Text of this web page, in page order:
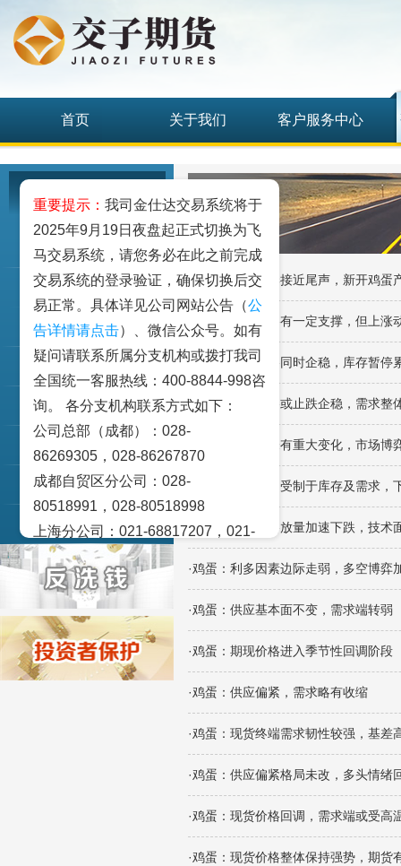
首页 关于我们 客户服务中心
工业品
农业品
金融期货和衍生品
交易策论
产业研究
实盘点睛
宏观金融数据图解
·鸡蛋：需求淡季接近尾声，新开鸡蛋
·鸡蛋：现货价格有一定支撑，但上涨
·鸡蛋：期现价格同时企稳，库存暂停
·鸡蛋：现货价格或止跌企稳，需求整
·鸡蛋：供需端未有重大变化，市场博
·鸡蛋：上方空间受制于库存及需求，
·鸡蛋：期货价格放量加速下跌，技术
·鸡蛋：利多因素边际走弱，多空博弈
·鸡蛋：供应基本面不变，需求端转弱
·鸡蛋：期现价格进入季节性回调阶段
·鸡蛋：供应偏紧，需求略有收缩
·鸡蛋：现货终端需求韧性较强，基差
·鸡蛋：供应偏紧格局未改，多头情绪
·鸡蛋：现货价格回调，需求端或受高
·鸡蛋：现货价格整体保持强势，期货
重要提示： 我司金仕达交易系统将于
2025年9月19日夜盘起正式切换为飞
马交易系统，请您务必在此之前完成
交易系统的登录验证，确保切换后交
易正常。具体详见公司网站公告（公
告详情请点击）、微信公众号。如有
疑问请联系所属分支机构或拨打我司
全国统一客服热线：400-8844-998咨
询。 各分支机构联系方式如下：
公司总部（成都）：028-
86269305，028-86267870
成都自贸区分公司：028-
80518991，028-80518998
上海分公司：021-68817207，021-
68817209
北京营业部：010-65005128
广州营业部：020-28129909，020-
28129902
青岛营业部：0532-83101951、
0532-83101962
绵阳营业部：0816-2238660，0816-
济南分公司：0531-86123236，
重庆营业部：023-63799091，023-